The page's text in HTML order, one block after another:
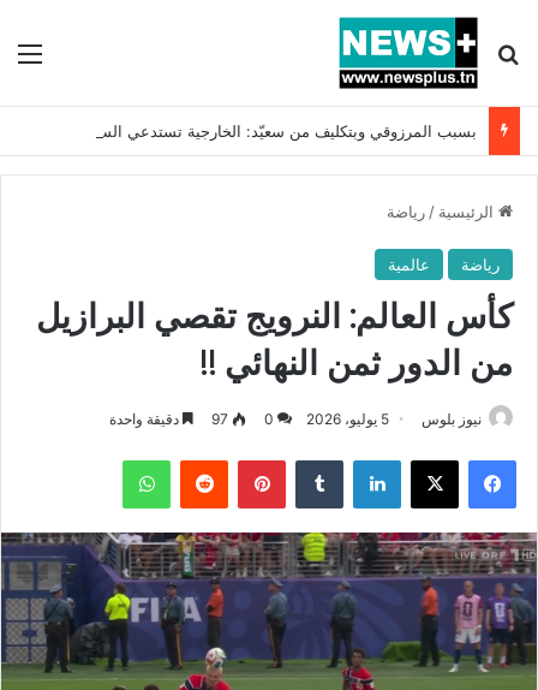
بحث عن
الرئيسية / رياضة
رياضة عالمية
كأس العالم: النرويج تقصي البرازيل
من الدور ثمن النهائي !!
نيوز بلوس 5 يوليو، 2026 0
97 دقيقة واحدة
فيسبوك X لينكدإن بينتيريست واتساب